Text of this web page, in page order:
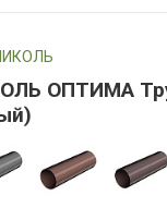
ОПТИМА